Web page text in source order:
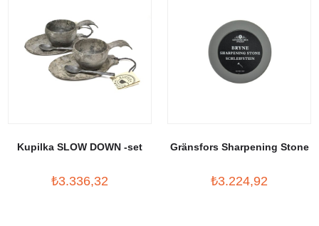
Kupilka SLOW DOWN -set
₺3.336,32
Gränsfors Sharpening Stone
₺3.224,92